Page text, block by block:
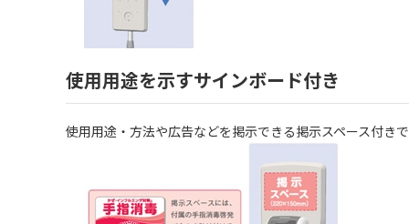
使用用途を示すサインボード付き
使用用途・方法や広告などを掲示できる掲示スペース付き